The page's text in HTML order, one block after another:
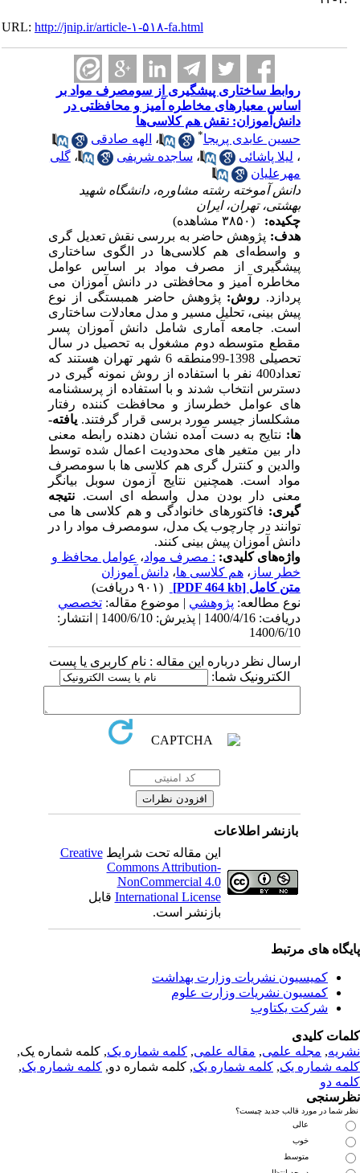
URL:http://jnip.ir/article-۱-۵۱۸-fa.html
روابط ساختاری پیشگیری از سومصرف مواد بر
اساس معیارهای مخاطره آمیز و محافظتی در
دانش‌آموزان: نقش هم کلاسی‌ها
حسین عابدی پریجا* ،الهه صادقی
لیلا پاشائی ،ساجده شریفی ،گلی
مهرعلیان
دانش آموخته رشته مشاوره، دانشگاه شهید
بهشتی، تهران، ایران
چکیده:
هدف:پژوهش حاضر به بررسی نقش تعدیل­ گری
و واسطهای هم کلاسی‌ها در الگوی ساختاری
پیشگیری از مصرف مواد بر اساس عوامل
مخاطره آمیز و محافظتی در دانش آموزان می
پردازد.روش: پژوهش حاضر همبستگی از نوع
پیش بینی، تحلیل مسیر و مدل معادلات ساختاری
است. جامعه آماری شامل دانش آموزان پسر
مقطع متوسطه دوم مشغول به تحصیل در سال
تحصیلی 1398-99منطقه 6 شهر تهران هستند که
تعداد400 نفر با استفاده از روش نمونه گیری در
دسترس انتخاب شدندو با استفاده از پرسشنامه
هایعوامل خطر­ساز و محافظت کننده­ رفتار
مشکل­ساز جیسرمورد برسی قرار گرفتند.یافته­
ها:نتایج به دست آمده نشان دهنده رابطه معنی
دار بین متغیر های محدودیت اعمال شده توسط
والدین و کنترل گری هم کلاسی ها با سومصرف
مواد است. همچنین نتایج آزمون سوبل بیانگر
معنی دار بودن مدل واسطه ای است.نتیجه
گیری:فاکتورهای خانوادگی و هم کلاسی ها می
توانند در چارچوب یک مدل، سومصرف مواد را در
دانش آموزان پیش بینی کنند.
واژه‌های کلیدی:: مصرف مواد ،عوامل محافظ و
خطر ساز، هم کلاسی ها،دانش آموزان
متن کامل[PDF 464 kb]
نوع مطالعه:پژوهشي| موضوع مقاله:تخصصي
دریافت: 1400/4/16 | پذیرش: 1400/6/10 | انتشار:
1400/6/10
ارسال نظر درباره این مقاله : نام کاربری یا پست
الکترونیک شما:
بازنشر اطلاعات
این مقاله تحت شرایطCreative
Commons Attribution-
NonCommercial 4.0
International Licenseقابل
بازنشر است.
های مرتبط
کمیسیون نشریات وزارت بهداشت
کمسیون نشریات وزارت علوم
شرکت یکتاوب
کلیدی
,مجله علمی, مقاله علمی, کلمه شماره یک, کلمه شماره یک,
شماره یک,کلمه شماره یک, کلمه شماره دو,کلمه شماره یک,
دو
شما در مورد قالب جدید چیست؟
عالی
خوب
متوسط